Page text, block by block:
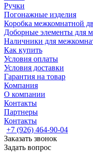
Ручки
Погонажные изделия
Коробка межкомнатной
Доборные элементы для
Наличники для
Как купить
Условия оплаты
Условия доставки
Гарантия на товар
Компания
О компании
Контакты
Партнеры
Контакты
+7 (926) 464-90-04
Заказать звонок
Задать вопрос